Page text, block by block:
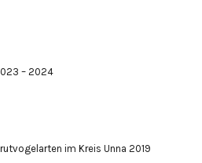
– 2024
im Kreis Unna 2019